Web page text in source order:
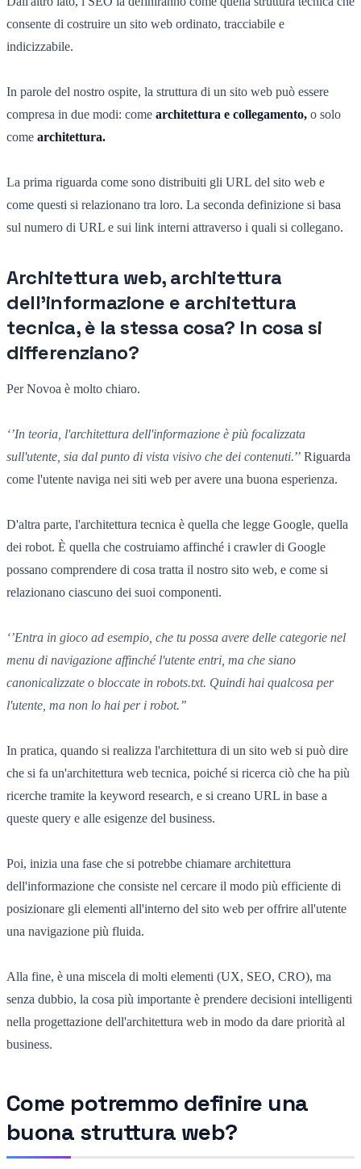
consente di costruire un sito web ordinato, tracciabile e
indicizzabile.
In parole del nostro ospite, la struttura di un sito web può essere
compresa in due modi: come architettura e collegamento, o solo
come architettura.
La prima riguarda come sono distribuiti gli URL del sito web e
come questi si relazionano tra loro. La seconda definizione si basa
sul numero di URL e sui link interni attraverso i quali si collegano.
Architettura web, architettura
dell'informazione e architettura
tecnica, è la stessa cosa? In cosa si
differenziano?
Per Novoa è molto chiaro.
‘’In teoria, l'architettura dell'informazione è più focalizzata
sull'utente, sia dal punto di vista visivo che dei contenuti.’’ Riguarda
come l'utente naviga nei siti web per avere una buona esperienza.
D'altra parte, l'architettura tecnica è quella che legge Google, quella
dei robot. È quella che costruiamo affinché i crawler di Google
possano comprendere di cosa tratta il nostro sito web, e come si
relazionano ciascuno dei suoi componenti.
‘’Entra in gioco ad esempio, che tu possa avere delle categorie nel
menu di navigazione affinché l'utente entri, ma che siano
canonicalizzate o bloccate in robots.txt. Quindi hai qualcosa per
l'utente, ma non lo hai per i robot.’’
In pratica, quando si realizza l'architettura di un sito web si può dire
che si fa un'architettura web tecnica, poiché si ricerca ciò che ha più
ricerche tramite la keyword research, e si creano URL in base a
queste query e alle esigenze del business.
Poi, inizia una fase che si potrebbe chiamare architettura
dell'informazione che consiste nel cercare il modo più efficiente di
posizionare gli elementi all'interno del sito web per offrire all'utente
una navigazione più fluida.
Alla fine, è una miscela di molti elementi (UX, SEO, CRO), ma
senza dubbio, la cosa più importante è prendere decisioni intelligenti
nella progettazione dell'architettura web in modo da dare priorità al
business.
Come potremmo definire una
buona struttura web?